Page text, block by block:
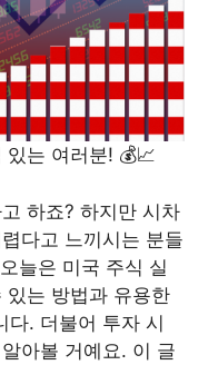
는 여러분! 💰📈
하죠? 하지만 시차
다고 느끼시는 분들
늘은 미국 주식 실
있는 방법과 유용한
다. 더불어 투자 시
아볼 거예요. 이 글